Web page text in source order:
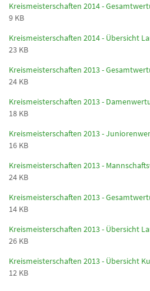
Kreismeisterschaften 2014 -
9 KB
Kreismeisterschaften 2014 - Übersicht
23 KB
Kreismeisterschaften 2013 -
24 KB
Kreismeisterschaften 2013 -
18 KB
Kreismeisterschaften 2013 -
16 KB
Kreismeisterschaften 2013 -
24 KB
Kreismeisterschaften 2013 -
14 KB
Kreismeisterschaften 2013 - Übersicht
26 KB
Kreismeisterschaften 2013 - Übersicht
12 KB